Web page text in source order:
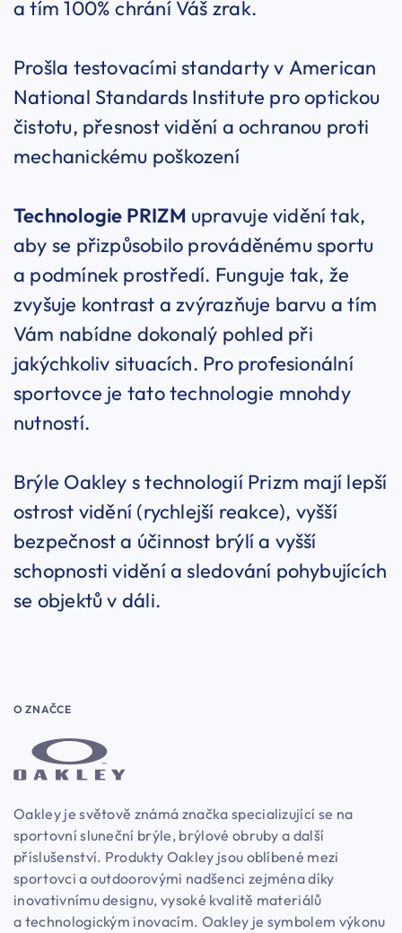
a tím 100% chrání Váš zrak.
Prošla testovacími standarty v American
National Standards Institute pro optickou
čistotu, přesnost vidění a ochranou proti
mechanickému poškození
Technologie PRIZM upravuje vidění tak,
aby se přizpůsobilo prováděnému sportu
a podmínek prostředí. Funguje tak, že
zvyšuje kontrast a zvýrazňuje barvu a tím
Vám nabídne dokonalý pohled při
jakýchkoliv situacích. Pro profesionální
sportovce je tato technologie mnohdy
nutností.
Brýle Oakley s technologií Prizm mají lepší
ostrost vidění (rychlejší reakce), vyšší
bezpečnost a účinnost brýlí a vyšší
schopnosti vidění a sledování pohybujících
se objektů v dáli.
O ZNAČCE
Oakley je světově známá značka specializující se na
sportovní sluneční brýle, brýlové obruby a další
příslušenství. Produkty Oakley jsou oblíbené mezi
sportovci a outdoorovými nadšenci zejména díky
inovativnímu designu, vysoké kvalitě materiálů
a technologickým inovacím. Oakley je symbolem výkonu